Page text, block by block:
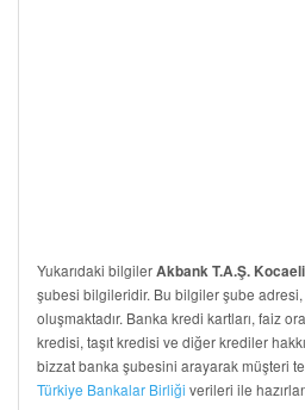
Yukarıdaki bilgilerAkbank T.A.Ş.
şubesi bilgileridir. Bu bilgiler şube
oluşmaktadır. Banka kredi kartları, faiz
kredisi, taşıt kredisi ve diğer krediler
bizzat banka şubesini arayarak müşteri
Türkiye Bankalar Birliği verileri ile